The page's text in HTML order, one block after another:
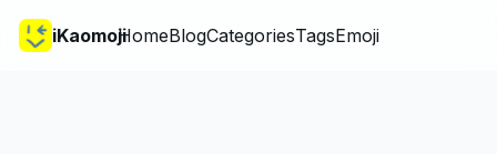
iKaomojiHomeBlogCategoriesTagsEmoji